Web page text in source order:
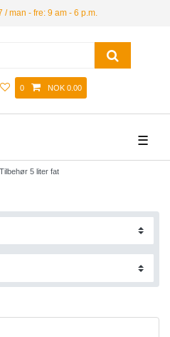
man - fre: 9 am - 6 p.m.
0 NOK 0.00
☰
Tilbehør 5 liter fat